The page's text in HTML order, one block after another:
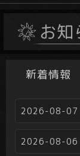
新着情報
2026-08-07
2026-08-06